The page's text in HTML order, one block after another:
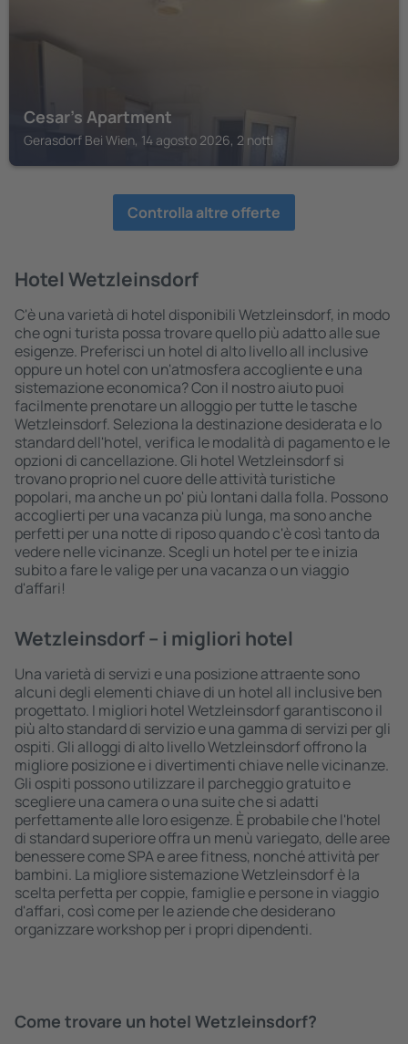
Cesar's Apartment
Gerasdorf Bei Wien, 14 agosto 2026, 2 notti
Controlla altre offerte
Hotel Wetzleinsdorf
C'è una varietà di hotel disponibili Wetzleinsdorf, in modo
che ogni turista possa trovare quello più adatto alle sue
esigenze. Preferisci un hotel di alto livello all inclusive
oppure un hotel con un'atmosfera accogliente e una
sistemazione economica? Con il nostro aiuto puoi
facilmente prenotare un alloggio per tutte le tasche
Wetzleinsdorf. Seleziona la destinazione desiderata e lo
standard dell'hotel, verifica le modalità di pagamento e le
opzioni di cancellazione. Gli hotel Wetzleinsdorf si
trovano proprio nel cuore delle attività turistiche
popolari, ma anche un po' più lontani dalla folla. Possono
accoglierti per una vacanza più lunga, ma sono anche
perfetti per una notte di riposo quando c'è così tanto da
vedere nelle vicinanze. Scegli un hotel per te e inizia
subito a fare le valige per una vacanza o un viaggio
d'affari!
Wetzleinsdorf – i migliori hotel
Una varietà di servizi e una posizione attraente sono
alcuni degli elementi chiave di un hotel all inclusive ben
progettato. I migliori hotel Wetzleinsdorf garantiscono il
più alto standard di servizio e una gamma di servizi per gli
ospiti. Gli alloggi di alto livello Wetzleinsdorf offrono la
migliore posizione e i divertimenti chiave nelle vicinanze.
Gli ospiti possono utilizzare il parcheggio gratuito e
scegliere una camera o una suite che si adatti
perfettamente alle loro esigenze. È probabile che l'hotel
di standard superiore offra un menù variegato, delle aree
benessere come SPA e aree fitness, nonché attività per
bambini. La migliore sistemazione Wetzleinsdorf è la
scelta perfetta per coppie, famiglie e persone in viaggio
d'affari, così come per le aziende che desiderano
organizzare workshop per i propri dipendenti.
Come trovare un hotel Wetzleinsdorf?